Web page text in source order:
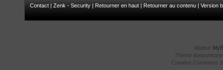
Contact | Zenk - Security | Retourner en haut | Retourner au contenu | Version
Moteur
Theme
Creative Commons